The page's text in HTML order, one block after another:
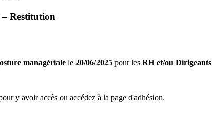
Restitution
managériale le 20/06/2025 pour les RH et/ou Dirigeants
y avoir accès ou accédez à la page d'adhésion.